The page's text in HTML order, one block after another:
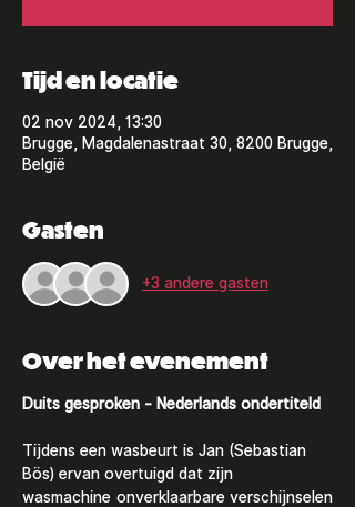
Tijd en locatie
02 nov 2024, 13:30
Brugge, Magdalenastraat 30, 8200 Brugge,
België
Gasten
+3 andere gasten
Over het evenement
Duits gesproken - Nederlands ondertiteld
Tijdens een wasbeurt is Jan (Sebastian
Bös) ervan overtuigd dat zijn
wasmachine onverklaarbare verschijnselen